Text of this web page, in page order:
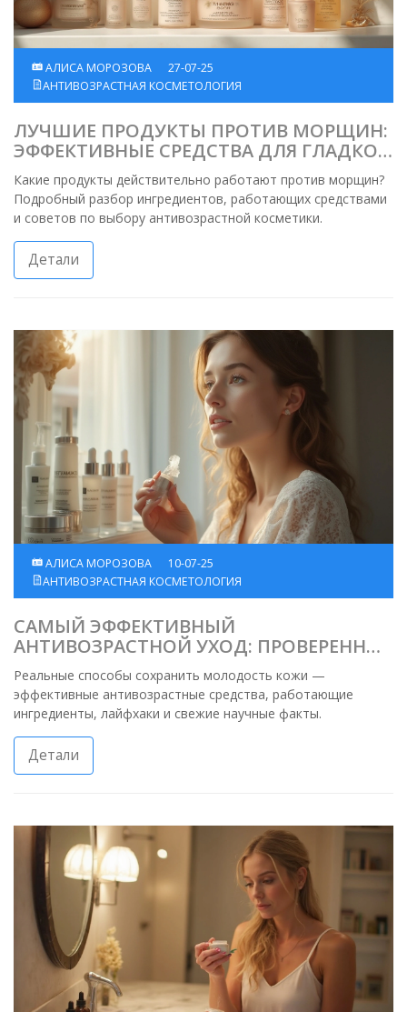
АЛИСА МОРОЗОВА
27-07-25
АНТИВОЗРАСТНАЯ КОСМЕТОЛОГИЯ
ЛУЧШИЕ ПРОДУКТЫ ПРОТИВ МОРЩИН:
ЭФФЕКТИВНЫЕ СРЕДСТВА ДЛЯ ГЛАДКОЙ
КОЖИ
Какие продукты действительно работают против морщин?
Подробный разбор ингредиентов, работающих средствами
и советов по выбору антивозрастной косметики.
Детали
АЛИСА МОРОЗОВА
10-07-25
АНТИВОЗРАСТНАЯ КОСМЕТОЛОГИЯ
САМЫЙ ЭФФЕКТИВНЫЙ
АНТИВОЗРАСТНОЙ УХОД: ПРОВЕРЕННЫЕ
МЕТОДЫ И СЕКРЕТЫ МОЛОДОСТИ
Реальные способы сохранить молодость кожи —
эффективные антивозрастные средства, работающие
ингредиенты, лайфхаки и свежие научные факты.
Детали